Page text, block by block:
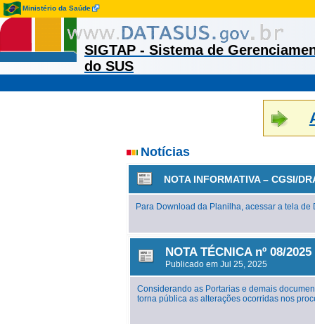
Ministério da Saúde
SIGTAP - Sistema de
do SUS
Notícias
NOTA INFORMATIVA – CGSI/
Para Download da Planilha, acessar a tela
NOTA TÉCNICA nº 08/
Publicado em Jul 25, 2025
Considerando as Portarias e demais
torna pública as alterações ocorridas nos